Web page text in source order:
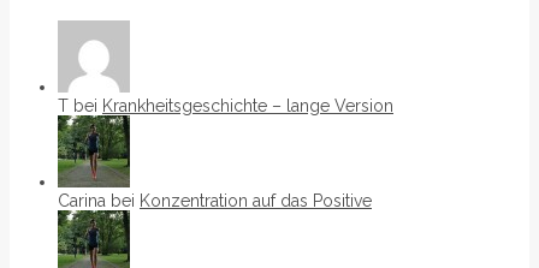
T bei Krankheitsgeschichte – lange Version
Carina bei Konzentration auf das Positive